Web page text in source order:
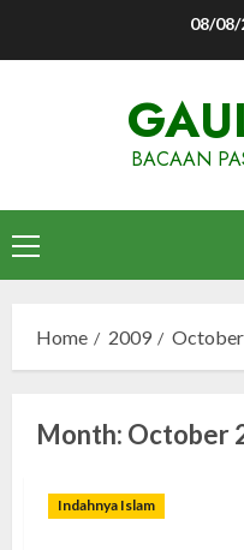
08/08/
BACAAN
Primary
Menu
Home 2009 October
Month: October
Indahnya Islam